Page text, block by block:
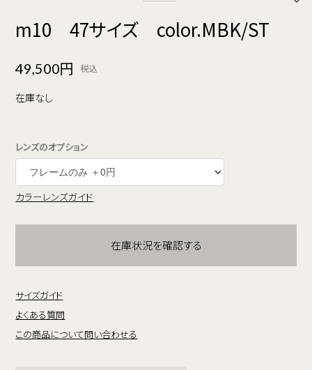
m10 47サイズ color.MBK/ST
49,500円 税込
在庫なし
レンズのオプション
カラーレンズガイド
在庫状況を確認する
サイズガイド
よくある質問
この商品について問い合わせる